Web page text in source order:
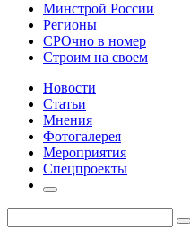
Минстрой России
Регионы
СРОчно в номер
Строим на своем
Новости
Статьи
Мнения
Фотогалерея
Мероприятия
Спецпроекты